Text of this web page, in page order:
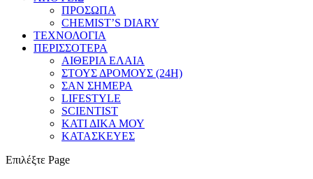
ΠΡΟΣΩΠΑ
CHEMIST’S DIARY
ΤΕΧΝΟΛΟΓΙΑ
ΠΕΡΙΣΣΟΤΕΡΑ
ΑΙΘΕΡΙΑ ΕΛΑΙΑ
ΣΤΟΥΣ ΔΡΟΜΟΥΣ (24H)
ΣΑΝ ΣΗΜΕΡΑ
LIFESTYLE
SCIENTIST
ΚΑΤΙ ΔΙΚΑ ΜΟΥ
ΚΑΤΑΣΚΕΥΕΣ
Επιλέξτε Page